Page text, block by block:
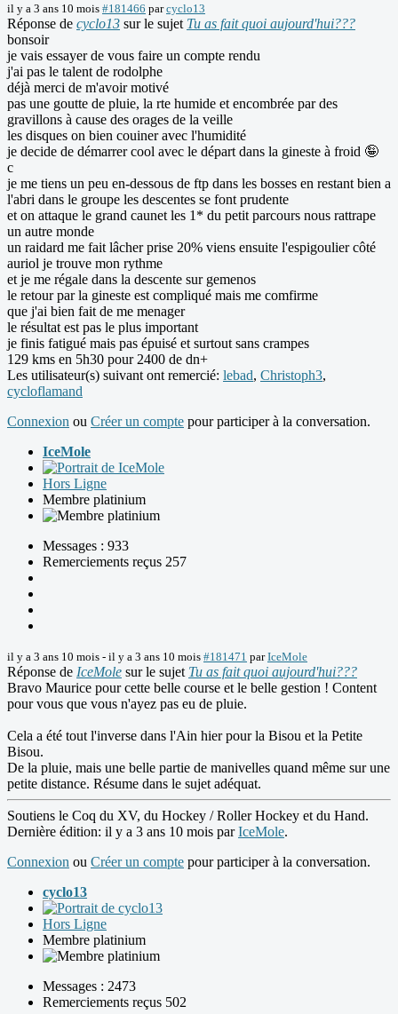
il y a 3 ans 10 mois #181466 parcyclo13
Réponse de cyclo13 sur le sujet Tu as fait quoi aujourd'hui???
bonsoir
je vais essayer de vous faire un compte rendu
j'ai pas le talent de rodolphe
déjà merci de m'avoir motivé
pas une goutte de pluie, la rte humide et encombrée par des
gravillons à cause des orages de la veille
les disques on bien couiner avec l'humidité
je decide de démarrer cool avec le départ dans la gineste à froid 🤪
c
je me tiens un peu en-dessous de ftp dans les bosses en restant bien a
l'abri dans le groupe les descentes se font prudente
et on attaque le grand caunet les 1* du petit parcours nous rattrape
un autre monde
un raidard me fait lâcher prise 20% viens ensuite l'espigoulier côté
auriol je trouve mon rythme
et je me régale dans la descente sur gemenos
le retour par la gineste est compliqué mais me comfirme
que j'ai bien fait de me menager
le résultat est pas le plus important
je finis fatigué mais pas épuisé et surtout sans crampes
129 kms en 5h30 pour 2400 de dn+
Les utilisateur(s) suivant ont remercié: lebad, Christoph3,
cycloflamand
Connexion ou Créer un compte pour participer à la conversation.
IceMole
Hors Ligne
Membre platinium
Messages : 933
Remerciements reçus 257
il y a 3 ans 10 mois - il y a 3 ans 10 mois #181471 parIceMole
Réponse de IceMole sur le sujet Tu as fait quoi aujourd'hui???
Bravo Maurice pour cette belle course et le belle gestion ! Content
pour vous que vous n'ayez pas eu de pluie.
Cela a été tout l'inverse dans l'Ain hier pour la Bisou et la Petite
Bisou.
De la pluie, mais une belle partie de manivelles quand même sur une
petite distance. Résume dans le sujet adéquat.
Soutiens le Coq du XV, du Hockey / Roller Hockey et du Hand.
Dernière édition: il y a 3 ans 10 mois parIceMole.
Connexion ou Créer un compte pour participer à la conversation.
cyclo13
Hors Ligne
Membre platinium
Messages : 2473
Remerciements reçus 502